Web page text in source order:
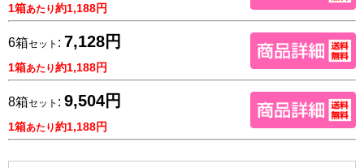
1箱あたり約1,188円
6箱セット : 7,128円
1箱あたり約1,188円
8箱セット : 9,504円
1箱あたり約1,188円